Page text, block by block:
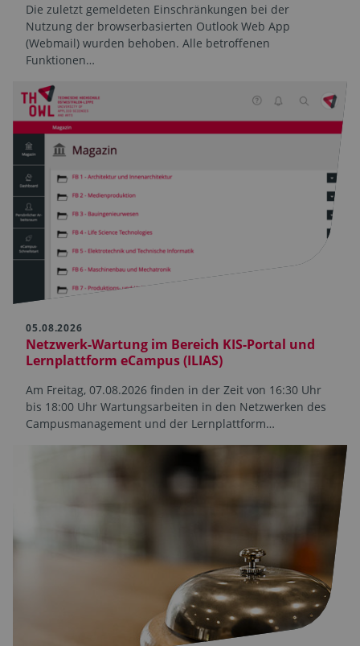
Die zuletzt gemeldeten Einschränkungen bei der
Nutzung der browserbasierten Outlook Web App
(Webmail) wurden behoben. Alle betroffenen
Funktionen…
05.08.2026
Netzwerk-Wartung im Bereich KIS-Portal und
Lernplattform eCampus (ILIAS)
Am Freitag, 07.08.2026 finden in der Zeit von 16:30 Uhr
bis 18:00 Uhr Wartungsarbeiten in den Netzwerken des
Campusmanagement und der Lernplattform…